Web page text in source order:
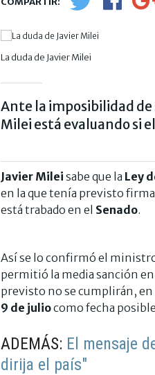
La duda de Javier Milei
Ante la imposibilidad de
Milei está evaluando si
Javier Milei sabe que la Ley
en la que tenía previsto
está trabado en el Senado.
Así se lo confirmó el
permitió la media sanción en
previsto no se cumplirán,
9 de juliocomo fecha
ADEMÁS: El mensaje
dirija el país"